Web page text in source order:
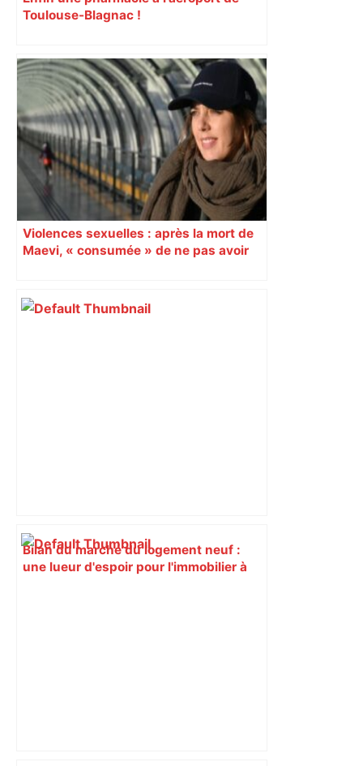
Toulouse-Blagnac !
Violences sexuelles : après la mort de
Maevi, « consumée » de ne pas avoir
Bilan du marché du logement neuf :
une lueur d'espoir pour l'immobilier à